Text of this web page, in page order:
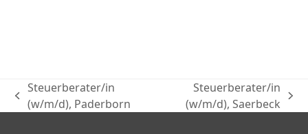
Steuerberater/in
(w/m/d), Paderborn
Steuerberater/in
(w/m/d), Saerbeck